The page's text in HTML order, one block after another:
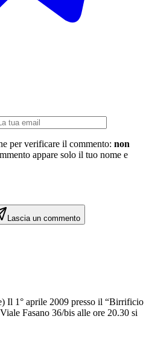
per verificare il commento: non
appare solo il tuo nome e
Lascia un commento
Il 1° aprile 2009 presso il “Birrificio
Fasano 36/bis alle ore 20.30 si